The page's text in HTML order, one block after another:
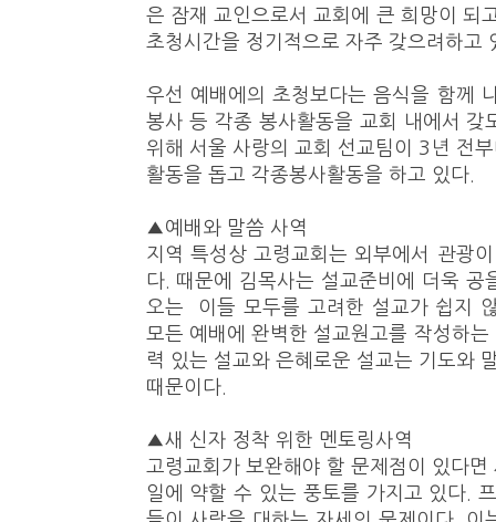
은 잠재 교인으로서 교회에 큰 희망이 되
초청시간을 정기적으로 자주 갖으려하고
우선 예배에의 초청보다는 음식을 함께
봉사 등 각종 봉사활동을 교회 내에서 갖
위해 서울 사랑의 교회 선교팀이 3년 전
활동을 돕고 각종봉사활동을 하고 있다.
▲예배와 말씀 사역
지역 특성상 고령교회는 외부에서 관광
다. 때문에 김목사는 설교준비에 더욱 공
오는 이들 모두를 고려한 설교가 쉽지
모든 예배에 완벽한 설교원고를 작성하
력 있는 설교와 은혜로운 설교는 기도와
때문이다.
▲새 신자 정착 위한 멘토링사역
고령교회가 보완해야 할 문제점이 있다
일에 약할 수 있는 풍토를 가지고 있다.